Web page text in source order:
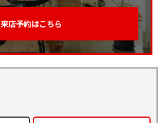
来店予約はこちら